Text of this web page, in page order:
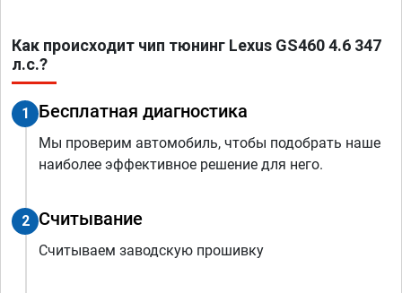
Как происходит чип тюнинг Lexus GS460 4.6 347
л.с.?
1 Бесплатная диагностика
Мы проверим автомобиль, чтобы подобрать наше
наиболее эффективное решение для него.
2 Считывание
Считываем заводскую прошивку